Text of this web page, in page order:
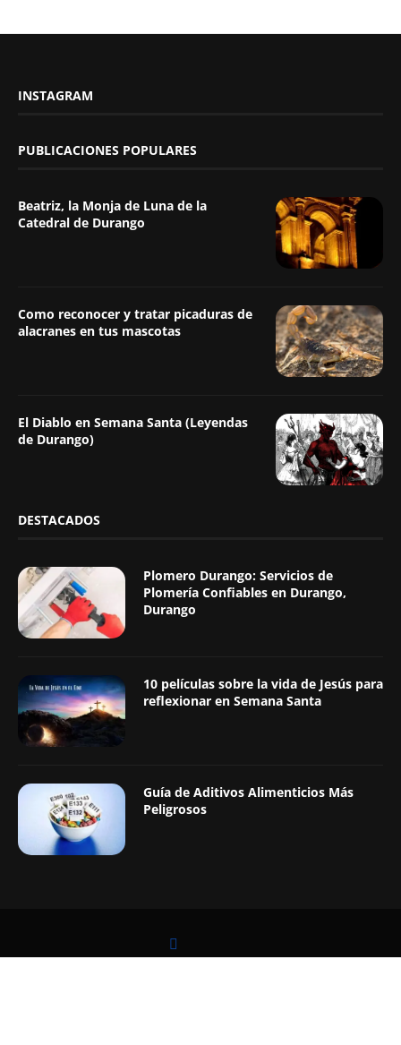
INSTAGRAM
PUBLICACIONES POPULARES
Beatriz, la Monja de Luna de la
Catedral de Durango
Como reconocer y tratar picaduras de
alacranes en tus mascotas
El Diablo en Semana Santa (Leyendas
de Durango)
DESTACADOS
Plomero Durango: Servicios de
Plomería Confiables en Durango,
Durango
10 películas sobre la vida de Jesús para
reflexionar en Semana Santa
Guía de Aditivos Alimenticios Más
Peligrosos